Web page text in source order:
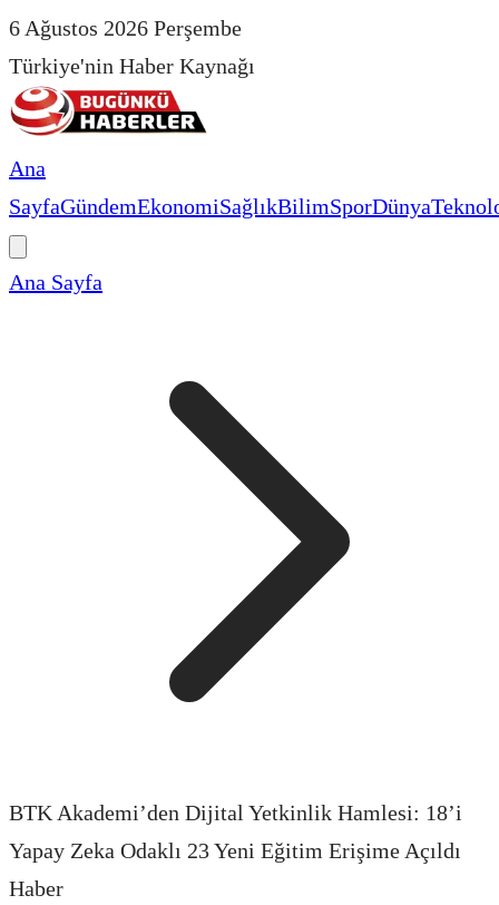
6 Ağustos 2026 Perşembe
Türkiye'nin Haber Kaynağı
Ana
SayfaGündemEkonomiSağlıkBilimSporDünya
Ana Sayfa
BTK Akademi’den Dijital Yetkinlik Hamlesi: 18’i
Yapay Zeka Odaklı 23 Yeni Eğitim Erişime Açıldı
Haber